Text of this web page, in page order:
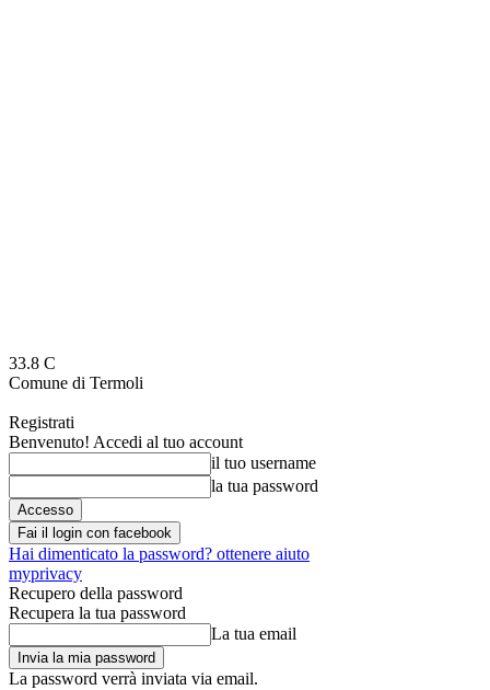
33.8 C
Comune di Termoli
Registrati
Benvenuto! Accedi al tuo account
il tuo username
la tua password
Fai il login con facebook
Hai dimenticato la password? ottenere aiuto
myprivacy
Recupero della password
Recupera la tua password
La tua email
La password verrà inviata via email.